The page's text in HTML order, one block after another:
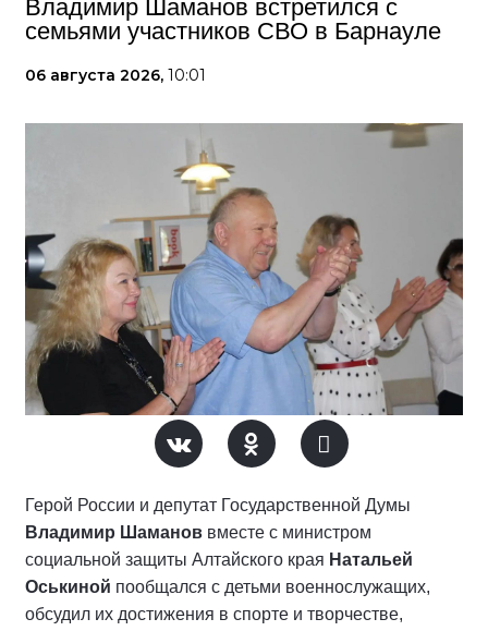
Владимир Шаманов встретился с
семьями участников СВО в Барнауле
06 августа 2026, 10:01
Герой России и депутат Государственной Думы
Владимир Шаманов вместе с министром
социальной защиты Алтайского края Натальей
Оськиной пообщался с детьми военнослужащих,
обсудил их достижения в спорте и творчестве,